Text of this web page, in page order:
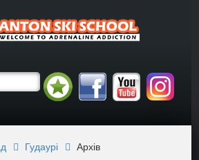
Гудаурі Архів